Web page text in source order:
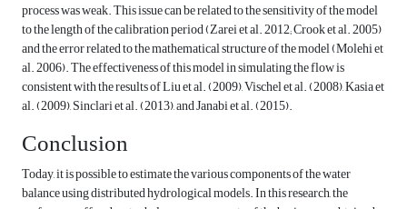
process was weak. This issue can be related to the sensitivity of the model
to the length of the calibration period (Zarei et al. 2012; Crook et al. 2005)
and the error related to the mathematical structure of the model (Molehi et
al. 2006). The effectiveness of this model in simulating the flow is
consistent with the results of Liu et al. (2009), Vischel et al. (2008), Kasia et
al. (2009), Sinclari et al. (2013), and Janabi et al. (2015).
Conclusion
Today, it is possible to estimate the various components of the water
balance using distributed hydrological models. In this research, the